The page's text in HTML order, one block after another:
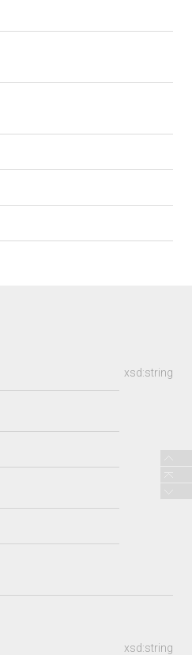
xsd:string
xsd:string